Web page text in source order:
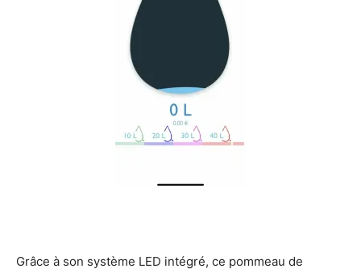
Grâce à son système LED intégré, ce pommeau de